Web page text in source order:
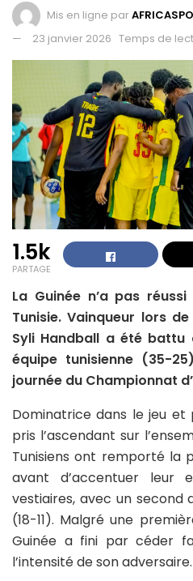
Mis en ligne par
23 janvier 2026 Temps de
1.5k
PARTAGE
La Guinée n’a pas
Tunisie. Vainqueur lors
Syli Handball a été battu
équipe tunisienne (35-
journée du Championnat
Dominatrice dans le jeu et
pris l’ascendant sur
Tunisiens ont remporté la
avant d’accentuer leur
vestiaires, avec un
(18-11). Malgré une
Guinée a fini par céder
l’intensité de son adversaire.